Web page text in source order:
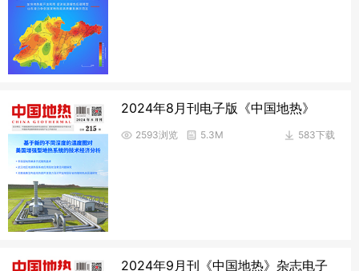
2024年8月刊电子版《中国地热》
583下载
2593浏览 5.3M
2024年9月刊《中国地热》杂志电子